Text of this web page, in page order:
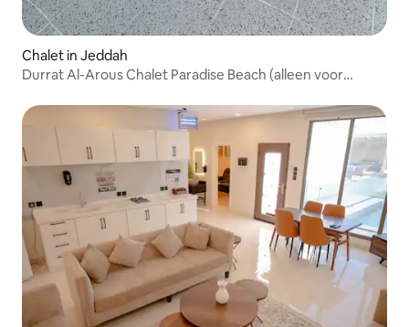
Chalet in Jeddah
Durrat Al-Arous Chalet Paradise Beach (alleen voor